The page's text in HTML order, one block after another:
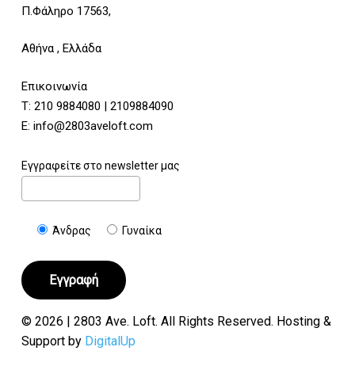
Π.Φάληρο 17563,
Αθήνα , Ελλάδα
Επικοινωνία
Τ: 210 9884080 | 2109884090
E: info@2803aveloft.com
Εγγραφείτε στο newsletter μας
Άνδρας Γυναίκα
© 2026 | 2803 Ave. Loft. All Rights Reserved. Hosting &
Support by DigitalUp